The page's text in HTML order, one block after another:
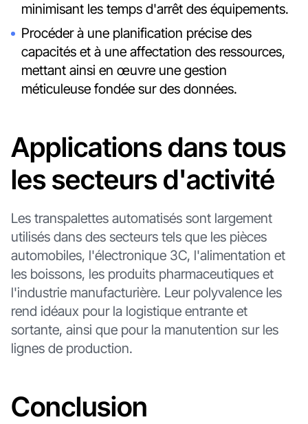
minimisant les temps d'arrêt des équipements.
Procéder à une planification précise des
capacités et à une affectation des ressources,
mettant ainsi en œuvre une gestion
méticuleuse fondée sur des données.
Applications dans tous
les secteurs d'activité
Les transpalettes automatisés sont largement
utilisés dans des secteurs tels que les pièces
automobiles, l'électronique 3C, l'alimentation et
les boissons, les produits pharmaceutiques et
l'industrie manufacturière. Leur polyvalence les
rend idéaux pour la logistique entrante et
sortante, ainsi que pour la manutention sur les
lignes de production.
Conclusion